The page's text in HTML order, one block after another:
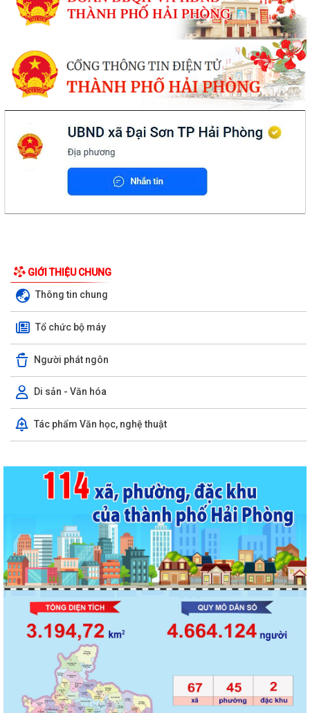
GIỚI THIỆU CHUNG
Thông tin chung
Tổ chức bộ máy
Người phát ngôn
Di sản - Văn hóa
Tác phẩm Văn học, nghệ thuật